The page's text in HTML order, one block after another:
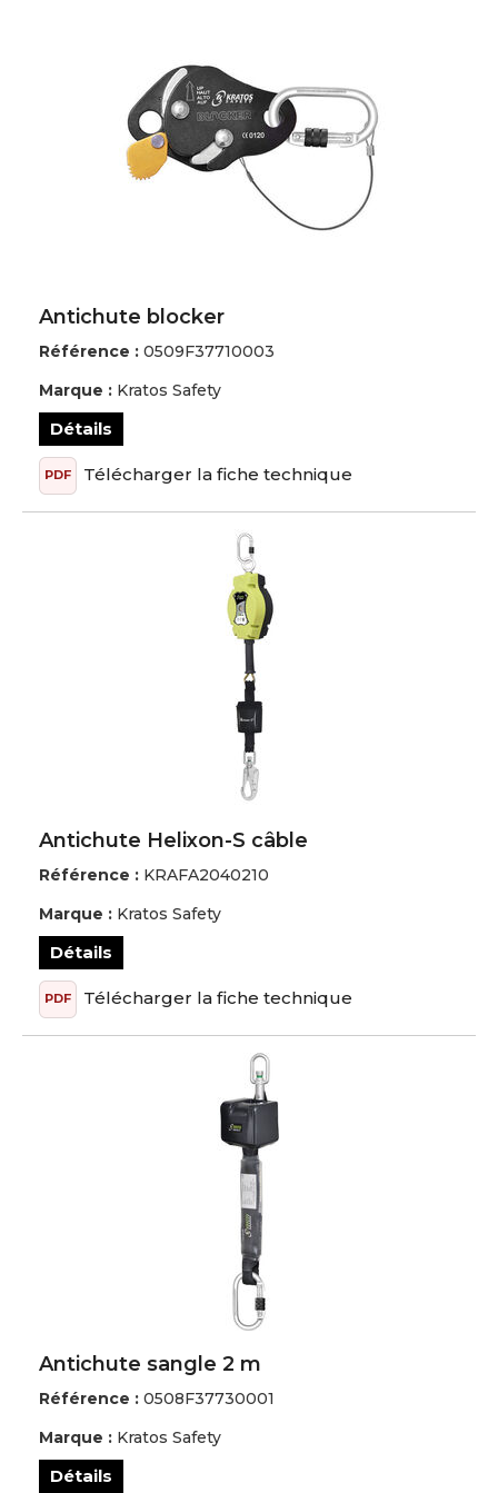
Uniwork
Antichute blocker
Référence : 0509F37710003
Marque : Kratos Safety
Détails
PDF Télécharger la fiche technique
Antichute Helixon-S câble
Référence : KRAFA2040210
Marque : Kratos Safety
Détails
PDF Télécharger la fiche technique
Antichute sangle 2 m
Référence : 0508F37730001
Marque : Kratos Safety
Détails